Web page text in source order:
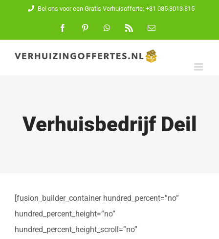
inhoud
Bel ons voor een Gratis Verhuisofferte: +31 085 3013 815
FacebookPinterest WhatsApp
E-
Verhuisbedrijf Deil
[fusion_builder_container hundred_percent=”no”
hundred_percent_height=”no”
hundred_percent_height_scroll=”no”